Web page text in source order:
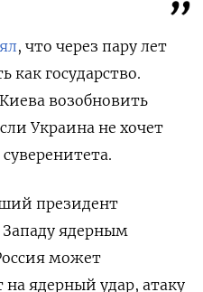
, что через пару лет
как государство.
возобновить
Украина не хочет
президент
Западу ядерным
может
на ядерный удар, атаку